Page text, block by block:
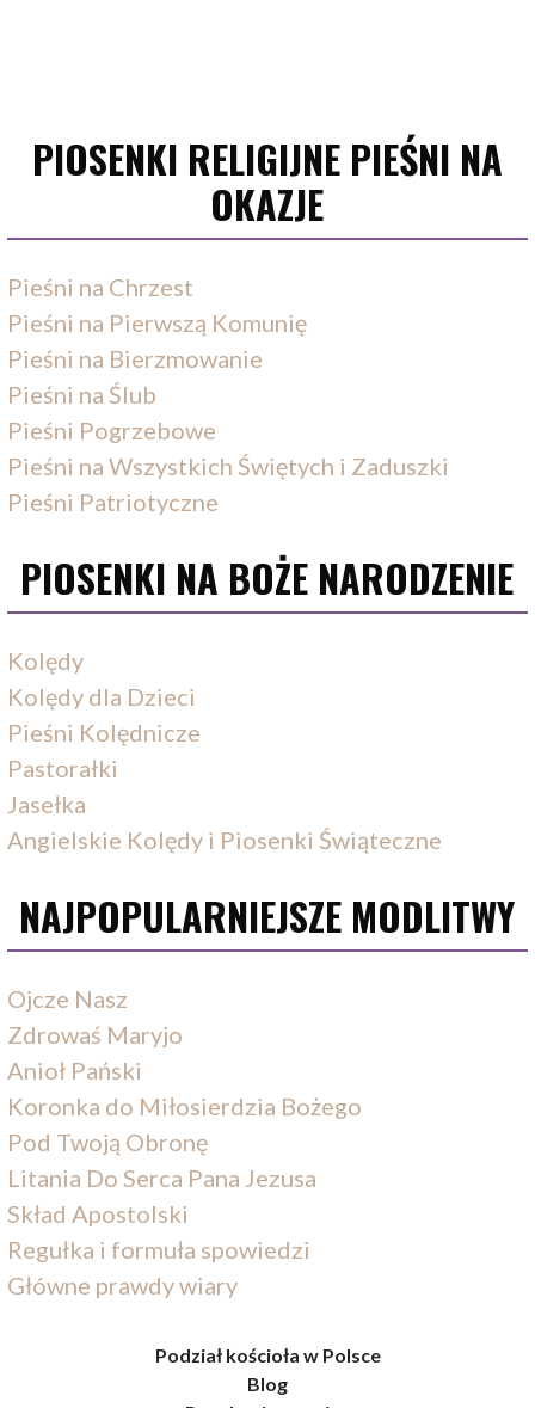
PIOSENKI RELIGIJNE PIEŚNI NA
OKAZJE
Pieśni na Chrzest
Pieśni na Pierwszą Komunię
Pieśni na Bierzmowanie
Pieśni na Ślub
Pieśni Pogrzebowe
Pieśni na Wszystkich Świętych i Zaduszki
Pieśni Patriotyczne
PIOSENKI NA BOŻE NARODZENIE
Kolędy
Kolędy dla Dzieci
Pieśni Kolędnicze
Pastorałki
Jasełka
Angielskie Kolędy i Piosenki Świąteczne
NAJPOPULARNIEJSZE MODLITWY
Ojcze Nasz
Zdrowaś Maryjo
Anioł Pański
Koronka do Miłosierdzia Bożego
Pod Twoją Obronę
Litania Do Serca Pana Jezusa
Skład Apostolski
Regułka i formuła spowiedzi
Główne prawdy wiary
Podział kościoła w Polsce
Blog